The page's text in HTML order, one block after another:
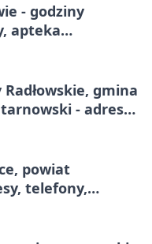
- godziny
apteka
gmina
- adresy,
powiat
telefony,